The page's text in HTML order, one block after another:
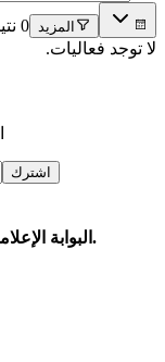
المزيد 0 نتيجة
لا توجد فعاليات.
اشترك
البوابة الإعلامية الرسمية للمكتب الإعلامي لحكومة عجمان.